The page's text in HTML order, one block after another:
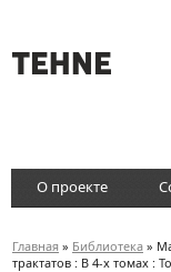
О проекте
Главная » Библиотека »
трактатов : В 4-х томах :